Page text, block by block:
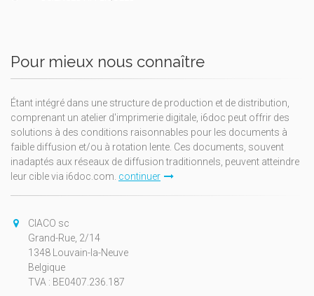
Pour mieux nous connaître
Étant intégré dans une structure de production et de distribution,
comprenant un atelier d'imprimerie digitale, i6doc peut offrir des
solutions à des conditions raisonnables pour les documents à
faible diffusion et/ou à rotation lente. Ces documents, souvent
inadaptés aux réseaux de diffusion traditionnels, peuvent atteindre
leur cible via i6doc.com. continuer
CIACO sc
Grand-Rue, 2/14
1348 Louvain-la-Neuve
Belgique
TVA : BE0407.236.187